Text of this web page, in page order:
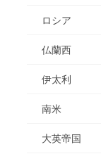
ロシア
仏蘭西
伊太利
南米
大英帝国